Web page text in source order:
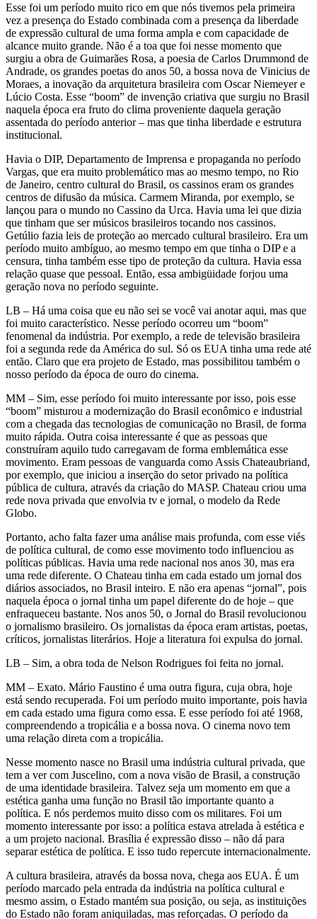
Esse foi um período muito rico em que nós tivemos pela primeira
vez a presença do Estado combinada com a presença da liberdade
de expressão cultural de uma forma ampla e com capacidade de
alcance muito grande. Não é a toa que foi nesse momento que
surgiu a obra de Guimarães Rosa, a poesia de Carlos Drummond de
Andrade, os grandes poetas do anos 50, a bossa nova de Vinicius de
Moraes, a inovação da arquitetura brasileira com Oscar Niemeyer e
Lúcio Costa. Esse “boom” de invenção criativa que surgiu no Brasil
naquela época era fruto do clima proveniente daquela geração
assentada do período anterior – mas que tinha liberdade e estrutura
institucional.
Havia o DIP, Departamento de Imprensa e propaganda no período
Vargas, que era muito problemático mas ao mesmo tempo, no Rio
de Janeiro, centro cultural do Brasil, os cassinos eram os grandes
centros de difusão da música. Carmem Miranda, por exemplo, se
lançou para o mundo no Cassino da Urca. Havia uma lei que dizia
que tinham que ser músicos brasileiros tocando nos cassinos.
Getúlio fazia leis de proteção ao mercado cultural brasileiro. Era um
período muito ambíguo, ao mesmo tempo em que tinha o DIP e a
censura, tinha também esse tipo de proteção da cultura. Havia essa
relação quase que pessoal. Então, essa ambigüidade forjou uma
geração nova no período seguinte.
LB – Há uma coisa que eu não sei se você vai anotar aqui, mas que
foi muito característico. Nesse período ocorreu um “boom”
fenomenal da indústria. Por exemplo, a rede de televisão brasileira
foi a segunda rede da América do sul. Só os EUA tinha uma rede até
então. Claro que era projeto de Estado, mas possibilitou também o
nosso período da época de ouro do cinema.
MM – Sim, esse período foi muito interessante por isso, pois esse
“boom” misturou a modernização do Brasil econômico e industrial
com a chegada das tecnologias de comunicação no Brasil, de forma
muito rápida. Outra coisa interessante é que as pessoas que
construíram aquilo tudo carregavam de forma emblemática esse
movimento. Eram pessoas de vanguarda como Assis Chateaubriand,
por exemplo, que iniciou a inserção do setor privado na política
pública de cultura, através da criação do MASP. Chateau criou uma
rede nova privada que envolvia tv e jornal, o modelo da Rede
Globo.
Portanto, acho falta fazer uma análise mais profunda, com esse viés
de política cultural, de como esse movimento todo influenciou as
políticas públicas. Havia uma rede nacional nos anos 30, mas era
uma rede diferente. O Chateau tinha em cada estado um jornal dos
diários associados, no Brasil inteiro. E não era apenas “jornal”, pois
naquela época o jornal tinha um papel diferente do de hoje – que
enfraqueceu bastante. Nos anos 50, o Jornal do Brasil revolucionou
o jornalismo brasileiro. Os jornalistas da época eram artistas, poetas,
críticos, jornalistas literários. Hoje a literatura foi expulsa do jornal.
LB – Sim, a obra toda de Nelson Rodrigues foi feita no jornal.
MM – Exato. Mário Faustino é uma outra figura, cuja obra, hoje
está sendo recuperada. Foi um período muito importante, pois havia
em cada estado uma figura como essa. E esse período foi até 1968,
compreendendo a tropicália e a bossa nova. O cinema novo tem
uma relação direta com a tropicália.
Nesse momento nasce no Brasil uma indústria cultural privada, que
tem a ver com Juscelino, com a nova visão de Brasil, a construção
de uma identidade brasileira. Talvez seja um momento em que a
estética ganha uma função no Brasil tão importante quanto a
política. E nós perdemos muito disso com os militares. Foi um
momento interessante por isso: a política estava atrelada à estética e
a um projeto nacional. Brasília é expressão disso – não dá para
separar estética de política. E isso tudo repercute internacionalmente.
A cultura brasileira, através da bossa nova, chega aos EUA. É um
período marcado pela entrada da indústria na política cultural e
mesmo assim, o Estado mantém sua posição, ou seja, as instituições
do Estado não foram aniquiladas, mas reforçadas. O período da